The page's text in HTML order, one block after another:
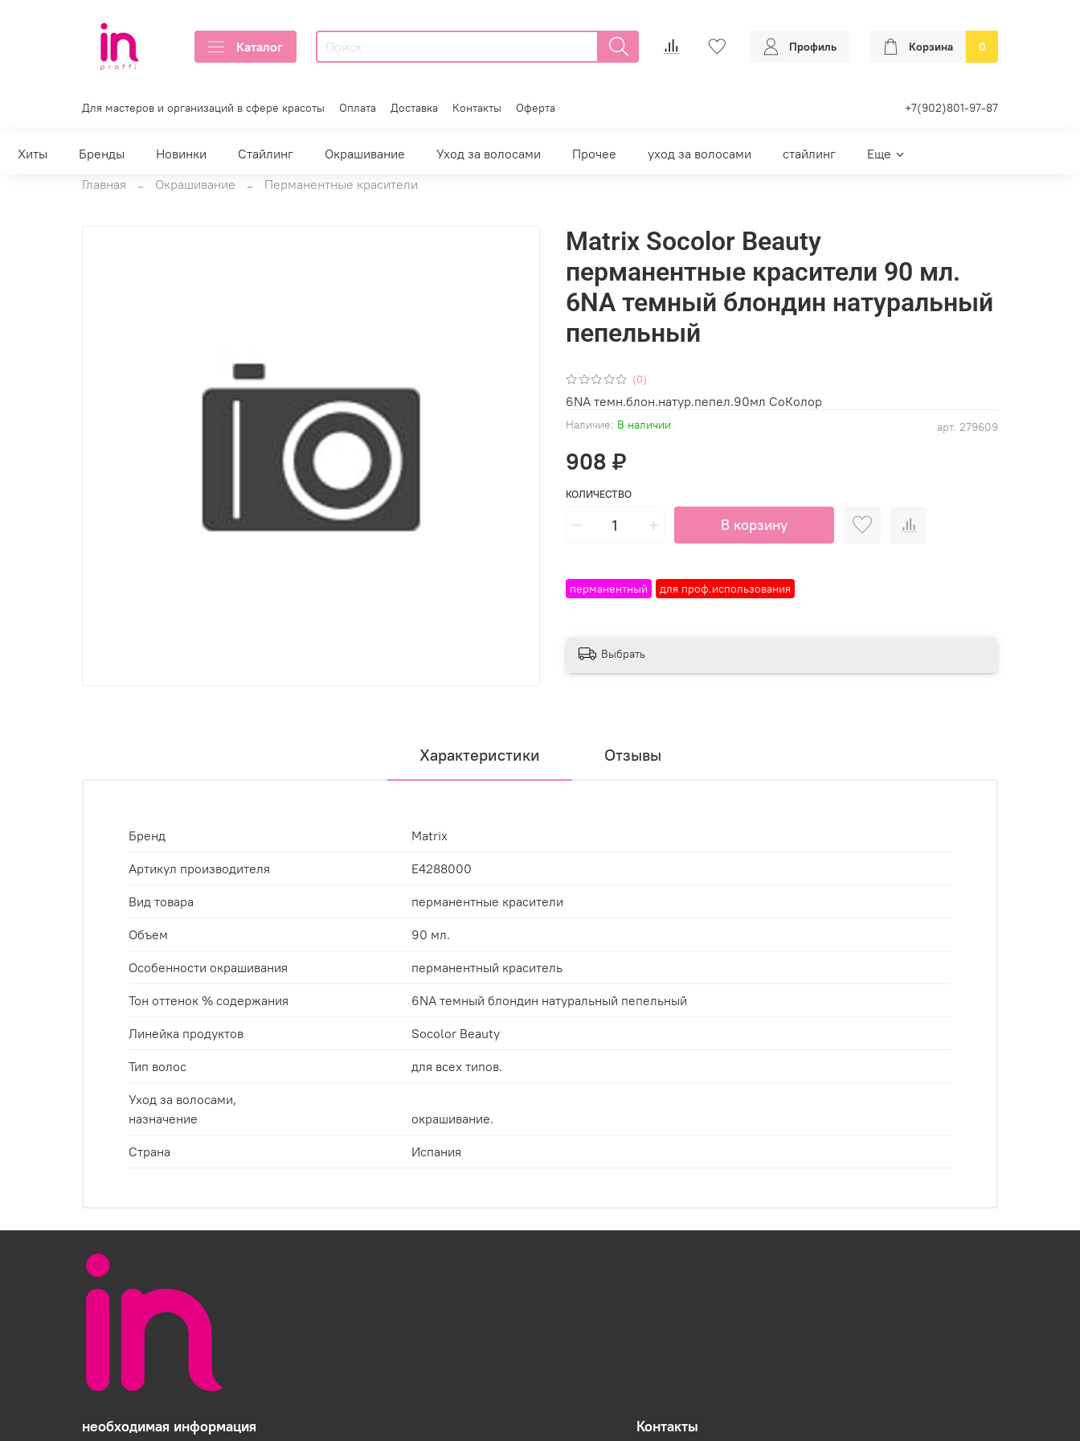
Каталог Профиль Корзина 0
Для мастеров и организаций в сфере красоты Оплата Доставка Контакты Оферта +7(902)801-97-87
Хиты Бренды Новинки Стайлинг Окрашивание Уход за волосами Прочее уход за волосами стайлинг
Еще
Главная
Окрашивание Перманентные красители
(0)
арт. 279609
Наличие: В наличии
перманентный для проф.использования
Matrix Socolor Beauty
перманентные красители 90 мл.
6NA темный блондин натуральный
пепельный
908 ₽
КОЛИЧЕСТВО
В корзину
6NA темн.блон.натур.пепел.90мл СоКолор
Выбрать
Характеристики Отзывы
Бренд Matrix
Артикул производителя E4288000
Вид товара перманентные красители
Объем 90 мл.
Особенности окрашивания перманентный краситель
Тон оттенок % содержания 6NA темный блондин натуральный пепельный
Линейка продуктов Socolor Beauty
Тип волос для всех типов.
Уход за волосами,
назначение
окрашивание.
Страна Испания
необходимая информация Контакты